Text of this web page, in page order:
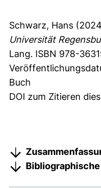
Schwarz, Hans
Universität
Lang. ISBN 978-
Buch
DOI zum Zitieren